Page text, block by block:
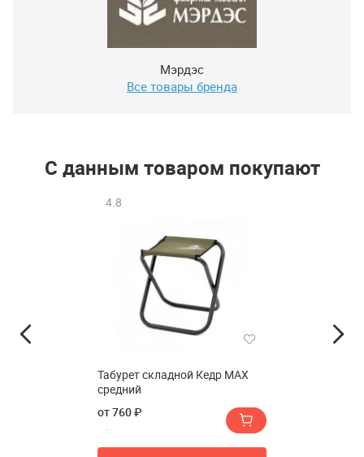
Мэрдэс
Все товары бренда
С данным товаром покупают
4.8
Табурет складной Кедр МАХ
средний
от 760 ₽